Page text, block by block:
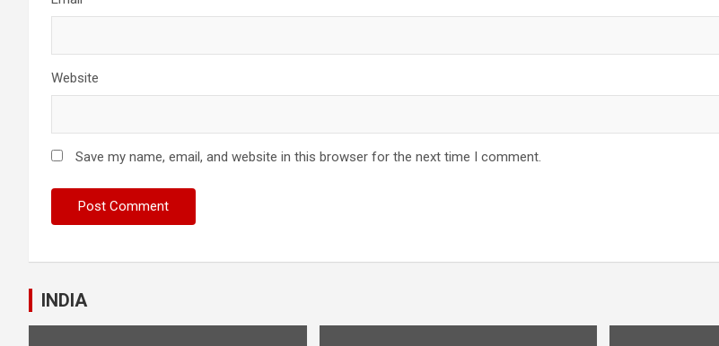
Website
Save my name, email, and website in this browser for the next time I comment.
INDIA